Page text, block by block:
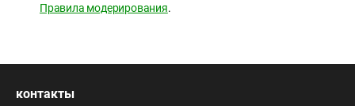
Правила модерирования.
контакты